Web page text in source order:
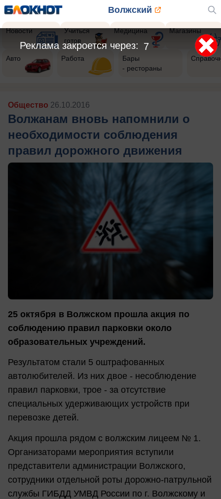
Волжский
Новости
Учиться
готов
Медицина Магазины
Авто Работа
Бары
- рестораны
Общество 26.10.2016
Волжанам вновь напомнили о
необходимости соблюдения
правил дорожного движения
25 октября в Волжском прошла акция по
соблюдению правил парковки около
образовательных учреждений.
Результатом стали 5 оштрафованных
автолюбителей. Из них двое - несоблюдение
правил парковки, трое - за отсутствие
специальных удерживающих устройств при
перевозке детей.
Акция прошла рядом с волжским лицеем № 1.
Организаторами мероприятия вступили
представители администрации Волжского,
сотрудники отдельной роты дорожно-патрульной
службы ГИБДД УМВД России по г. Волжскому и
5
Реклама закроется через: